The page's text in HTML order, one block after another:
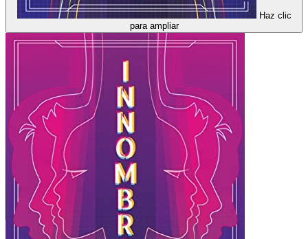
Haz clic
para ampliar